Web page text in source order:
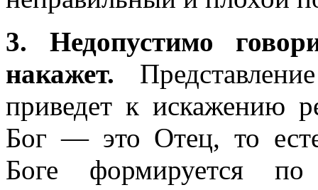
3. Недопустимо
накажет.
приведет к искажению
Бог — это Отец, то
Боге формируется